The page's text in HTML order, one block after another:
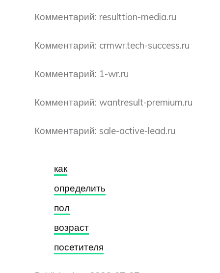
Комментарий: resulttion-media.ru
Комментарий: crmwr.tech-success.ru
Комментарий: 1-wr.ru
Комментарий: wantresult-premium.ru
Комментарий: sale-active-lead.ru
как
определить
пол
возраст
посетителя